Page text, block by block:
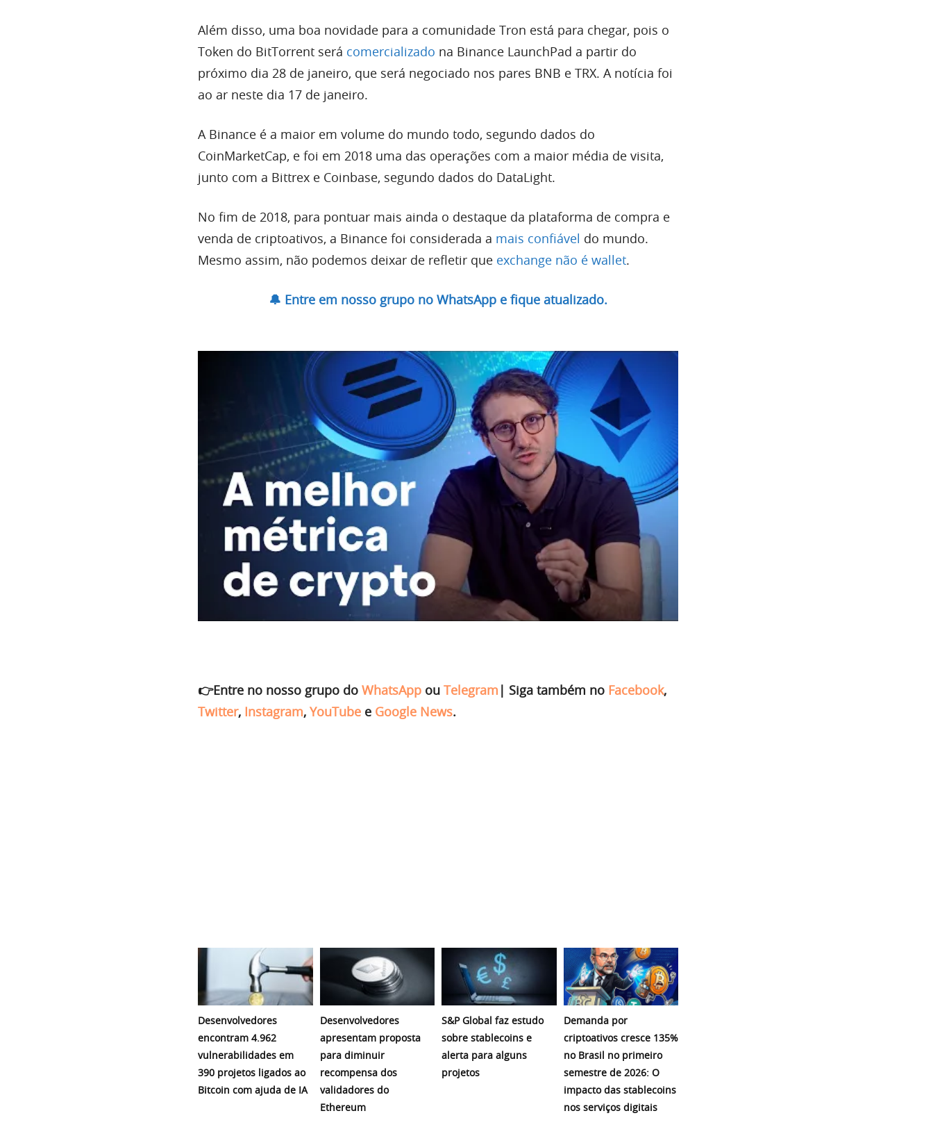
Além disso, uma boa novidade para a comunidade Tron está para chegar, pois o
Token do BitTorrent será comercializado na Binance LaunchPad a partir do
próximo dia 28 de janeiro, que será negociado nos pares BNB e TRX. A notícia foi
ao ar neste dia 17 de janeiro.
A Binance é a maior em volume do mundo todo, segundo dados do
CoinMarketCap, e foi em 2018 uma das operações com a maior média de visita,
junto com a Bittrex e Coinbase, segundo dados do DataLight.
No fim de 2018, para pontuar mais ainda o destaque da plataforma de compra e
venda de criptoativos, a Binance foi considerada a mais confiável do mundo.
Mesmo assim, não podemos deixar de refletir que exchange não é wallet.
🔔 Entre em nosso grupo no WhatsApp e fique atualizado.
👉Entre no nosso grupo do WhatsApp ou Telegram | Siga também no Facebook,
Twitter, Instagram, YouTube e Google News.
Desenvolvedores
encontram 4.962
vulnerabilidades em
390 projetos ligados ao
Bitcoin com ajuda de IA
Desenvolvedores
apresentam proposta
para diminuir
recompensa dos
validadores do
Ethereum
S&P Global faz estudo
sobre stablecoins e
alerta para alguns
projetos
Demanda por
criptoativos cresce 135%
no Brasil no primeiro
semestre de 2026: O
impacto das stablecoins
nos serviços digitais